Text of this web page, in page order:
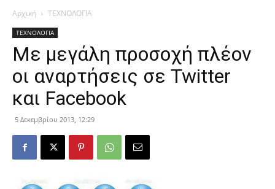
Αρχική ΤΕΧΝΟΛΟΓΙΑ
ΤΕΧΝΟΛΟΓΙΑ
Με μεγάλη προσοχή πλέον
οι αναρτήσεις σε Twitter
και Facebook
5 Δεκεμβρίου 2013, 12:29